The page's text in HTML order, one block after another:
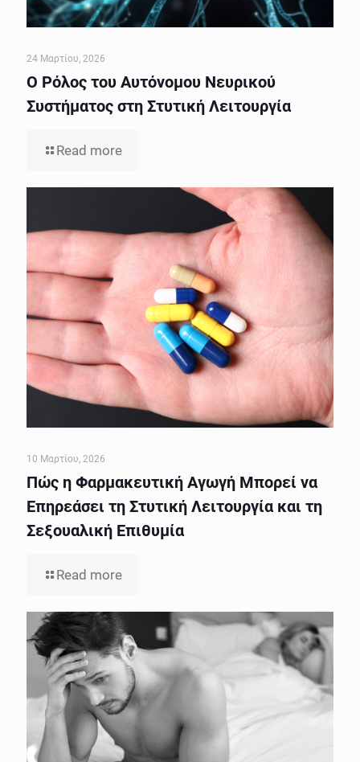
24 Μαρτίου, 2026
Ο Ρόλος του Αυτόνομου Νευρικού
Συστήματος στη Στυτική Λειτουργία
Read more
10 Μαρτίου, 2026
Πώς η Φαρμακευτική Αγωγή Μπορεί να
Επηρεάσει τη Στυτική Λειτουργία και τη
Σεξουαλική Επιθυμία
Read more